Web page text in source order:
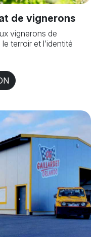
de vignerons
vignerons de
terroir et l’identité